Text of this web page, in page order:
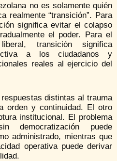
no es solamente quién
realmente “transición”. Para
significa evitar el colapso
el poder. Para el
transición significa
a los ciudadanos y
reales al ejercicio del
distintas al trauma
orden y continuidad. El otro
institucional. El problema
democratización puede
administrado, mientras que
operativa puede derivar